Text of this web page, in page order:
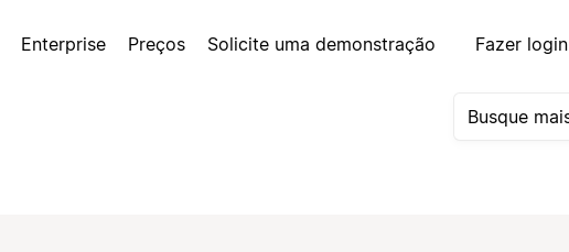
Enterprise Preços Solicite uma demonstração Fazer login